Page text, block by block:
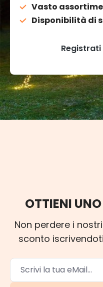
Vasto
Disponibilità di
OTTIENI
Non perdere i
sconto